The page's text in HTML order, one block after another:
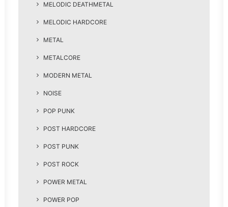
MELODIC DEATHMETAL
MELODIC HARDCORE
METAL
METALCORE
MODERN METAL
NOISE
POP PUNK
POST HARDCORE
POST PUNK
POST ROCK
POWER METAL
POWER POP